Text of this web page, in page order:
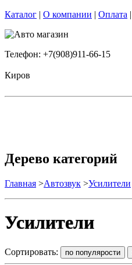
Каталог | О компании | Оплата |
Телефон: +7(908)911-66-15
Киров
Дерево категорий
Главная >Автозвук >Усилители
Усилители
Сортировать: